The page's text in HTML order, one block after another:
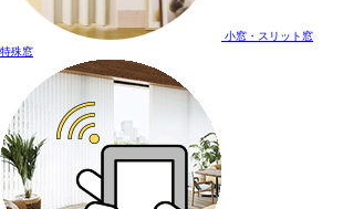
小窓・スリット窓
特殊窓